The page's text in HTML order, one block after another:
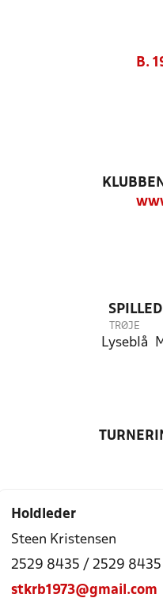
B.
TRØJE
Lyseblå
Holdleder
Steen Kristensen
2529 8435 / 2529 8435
stkrb1973@gmail.com